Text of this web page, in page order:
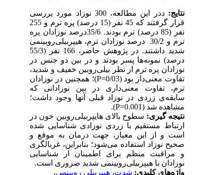
در این مطالعه، 300 نوزاد مورد بررسی
قرار گرفتند که 45 نفر (15 درصد) پره ترم و 255
نفر (85 درصد) ترم بودند. 35/6درصد نوزادان پره
ترم و 30/2 درصد نوزادان ترم، هیپر‌بیلی‌روبینمی
شدید داشتند. در پژوهش حاضر، 166 نفر (55/3
درصد) نمونه‌ها پسر بودند و در بین دو جنس در
نوزادان پره ترم از نظر بیلی‌روبین خفیف و شدید،
تفاوت معنی‌دار بود (0/03
P=)؛ همچنین در نوزادان
ترم، تفاوت معنی‌داری در بین نوزادانی که
سابقه‌ی زردی در نوزاد قبلی آنها وجود داشت؛
مشاهده شد(
P=0.001
).
نتیجه گیری: سطوح بالای هایپربیلی‌روبین خون در
ارتباط مستقیم با زردی نوزادی شناسایی شده
است و از این معیار، جهت درمان به موقع و
صحیح نوزاد استفاده می‌شود؛ بنابراین، غربالگری
و مراقبت منظم برای اطمینان از شناسایی
نوزادان با هیپر‌بیلی‌روبینمی شدید ضروری است.
واژه‌های کلیدی:شدت،هیپربیلی روبینمی ،